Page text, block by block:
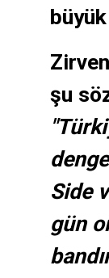
şu
Side
gün